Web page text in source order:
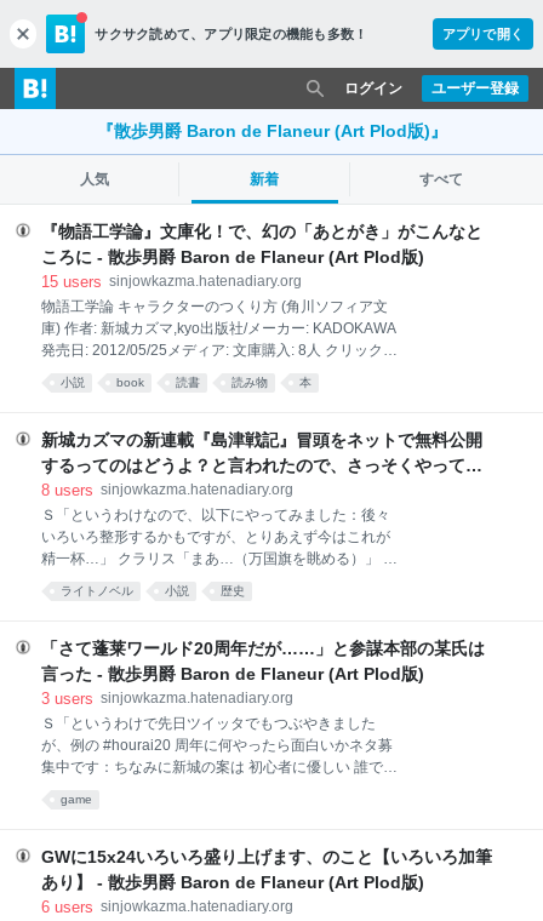
c
l
o
s
サクサク読めて、 アプリ限定の機能も多数！ アプリで開く
ユーザー登録
ログイン
『散歩男爵 Baron de Flaneur (Art Plod版)』
人気 新着 すべて
『物語工学論』文庫化！で、幻の「あとがき」がこんなと
ころに - 散歩男爵 Baron de Flaneur (Art Plod版)
15 users sinjowkazma.hatenadiary.org
物語工学論 キャラクターのつくり方 (角川ソフィア文
庫) 作者: 新城カズマ,kyo出版社/メーカー: KADOKAWA
発売日: 2012/05/25メディア: 文庫購入: 8人 クリック:
108回この商品を含むブログ (15件) を見る Ｓ「という
わけで文庫版に入らなかったあとがきが、以下にござ
とがきです」 Ｍ「って新城さん、なんでいきなり新井
素子先生のあとがき書き出しをパクるところから始め
るんですか。ここは真面目に、新しい読者層にむけて
ていうか、僕ことＭはあくまで新城さんのブログやツ
イッタで架空会話の相方をつとめるのが本業のキャラ
クターであって、なんの説明もなしに登場させちゃダ
メでしょ」 Ｓ「いいじゃないか、便利なんだし。キャ
小説 book 読書 読み物 本
新城カズマの新連載『島津戦記』冒頭をネットで無料公開
するってのはどうよ？と言われたので、さっそくやってみ
た【追記あり】 - 散歩男爵 Baron de Flaneur (Art Plod版)
8 users sinjowkazma.hatenadiary.org
Ｓ「というわけなので、以下にやってみました：後々
いろいろ整形するかもですが、とりあえず今はこれが
精一杯…」 クラリス「まあ…（万国旗を眺める）」 Ｍ
「ってどこから出てきたんですかクラリスが！」 Ｓ
「まあまあ。というわけで、以下草稿バージョンから
新城カズマ 「いり豆をかじりつつ古今の英雄を罵倒す
るのは人生最上の快事である」と荻生徂徠が言ったと
伝えられるが、歴史に興味を持つ者にとって、たしか
は、こうだ ――山田風太郎 歴史……すなわち思弁小説
の一形式 ――ウィリアム・ギブスン 序 ――誰も彼も
が、武器を帯びていた。 男たちは刀を手にしていた。
女たちは短い刃を隠し持った。老いたもの、若すぎる
合わせた
ライトノベル 小説 歴史
「さて蓬莱ワールド20周年だが……」と参謀本部の某氏は
言った - 散歩男爵 Baron de Flaneur (Art Plod版)
3 users sinjowkazma.hatenadiary.org
Ｓ「というわけで先日ツイッタでもつぶやきました
が、例の #hourai20 周年に何やったら面白いかネタ募
集中です：ちなみに新城の案は 初心者に優しい 誰でも
彰可（副賞として、新城カズマの最新未発表作から断
とは何か？140字以内で完全解説せよ（配点５点）」
です^^。コメント欄でもツイッタ経由でもＯＫですの
で、どしどしアイデアお寄せください！」 Ｘ「……Ｓ
game
GWに15x24いろいろ盛り上げます、のこと【いろいろ加筆
あり】 - 散歩男爵 Baron de Flaneur (Art Plod版)
6 users sinjowkazma.hatenadiary.org